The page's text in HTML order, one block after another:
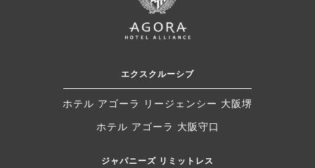
エクスクルーシブ
ホテル アゴーラ リージェンシー 大阪堺
ホテル アゴーラ 大阪守口
ジャパニーズ リミットレス